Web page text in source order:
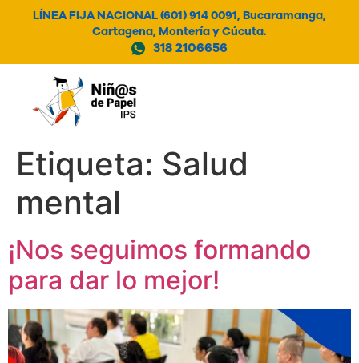
LÍNEA FIJA NACIONAL (601) 914 0091, Bucaramanga,
Cartagena, Montería y Cúcuta.
318 2106656
Etiqueta: Salud
mental
¡Nos seguimos formando
para dar lo mejor!